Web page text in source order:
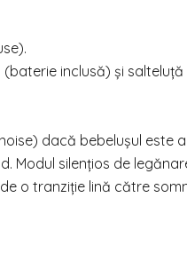
inclusă) și
dacă bebelușul este
Modul silențios de
o tranziție lină către